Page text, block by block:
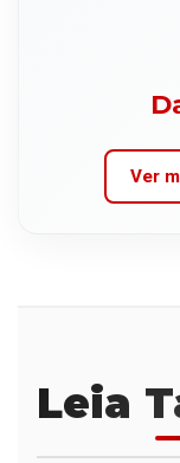
Ver
Leia